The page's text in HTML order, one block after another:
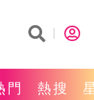
門 熱搜